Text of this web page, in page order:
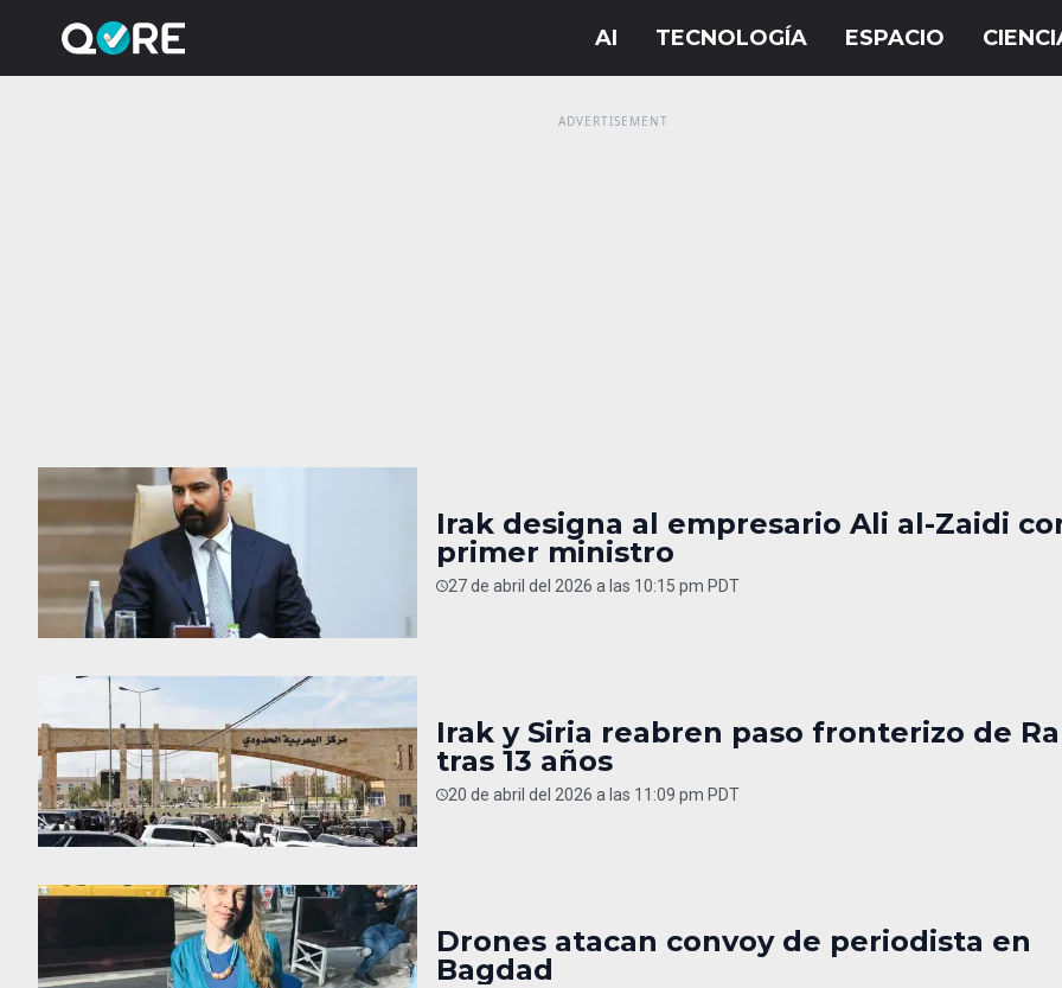
Irak designa al empresario Ali al-Zaidi
primer ministro
27 de abril del 2026 a las 10:15 pm PDT
Irak y Siria reabren paso fronterizo de
tras 13 años
20 de abril del 2026 a las 11:09 pm PDT
Drones atacan convoy de periodista en
Bagdad